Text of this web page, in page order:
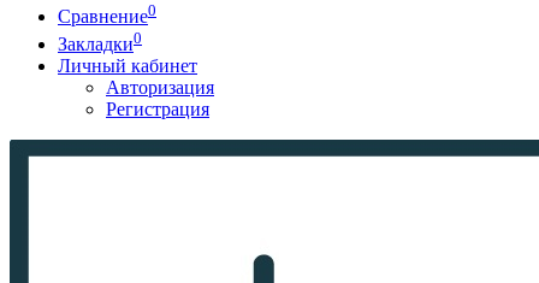
Сравнение0
Закладки0
Личный кабинет
Авторизация
Регистрация